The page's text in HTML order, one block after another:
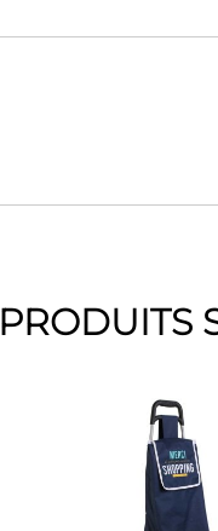
PRODUITS